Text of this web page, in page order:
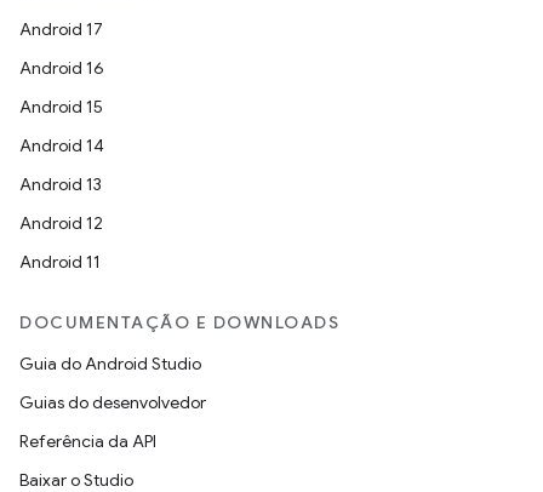
Android 17
Android 16
Android 15
Android 14
Android 13
Android 12
Android 11
DOCUMENTAÇÃO E DOWNLOADS
Guia do Android Studio
Guias do desenvolvedor
Referência da API
Baixar o Studio